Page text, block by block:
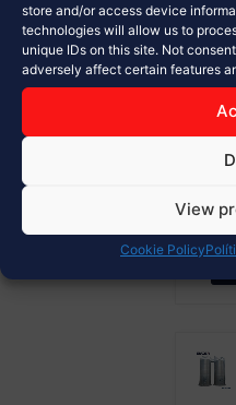
store and/or access device
technologies will allow us to
unique IDs on this site. Not
adversely affect certain features
View
Cookie Policy
de
alta